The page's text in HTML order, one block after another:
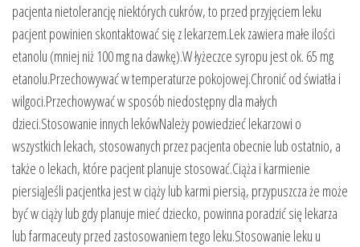
pacjenta nietolerancję niektórych cukrów, to przed przyjęciem leku
pacjent powinien skontaktować się z lekarzem.Lek zawiera małe ilości
etanolu (mniej niż 100 mg na dawkę).W łyżeczce syropu jest ok. 65 mg
etanolu.Przechowywać w temperaturze pokojowej.Chronić od światła i
wilgoci.Przechowywać w sposób niedostępny dla małych
dzieci.Stosowanie innych lekówNależy powiedzieć lekarzowi o
wszystkich lekach, stosowanych przez pacjenta obecnie lub ostatnio, a
także o lekach, które pacjent planuje stosować.Ciąża i karmienie
piersiąJeśli pacjentka jest w ciąży lub karmi piersią, przypuszcza że może
być w ciąży lub gdy planuje mieć dziecko, powinna poradzić się lekarza
lub farmaceuty przed zastosowaniem tego leku.Stosowanie leku u